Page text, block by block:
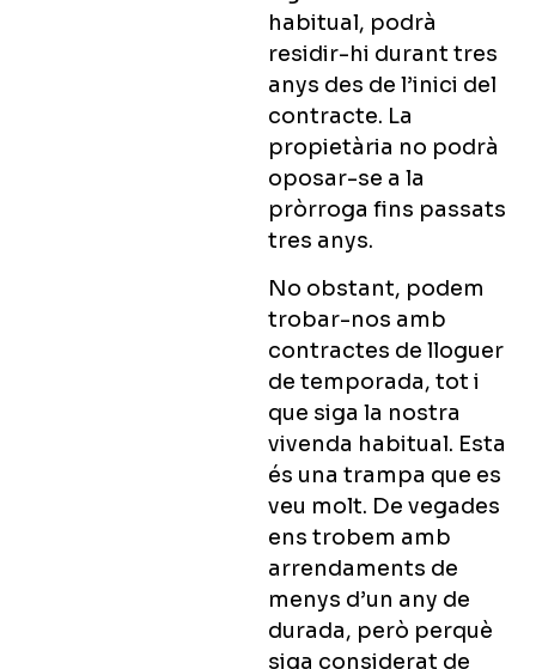
habitual, podrà
residir-hi durant tres
anys des de l’inici del
contracte. La
propietària no podrà
oposar-se a la
pròrroga fins passats
tres anys.
No obstant, podem
trobar-nos amb
contractes de lloguer
de temporada, tot i
que siga la nostra
vivenda habitual. Esta
és una trampa que es
veu molt. De vegades
ens trobem amb
arrendaments de
menys d’un any de
durada, però perquè
siga considerat de